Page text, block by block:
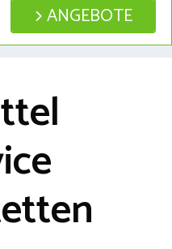
ANGEBOTE